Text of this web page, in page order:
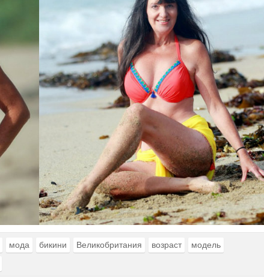
мода бикини Великобритания возраст
модель